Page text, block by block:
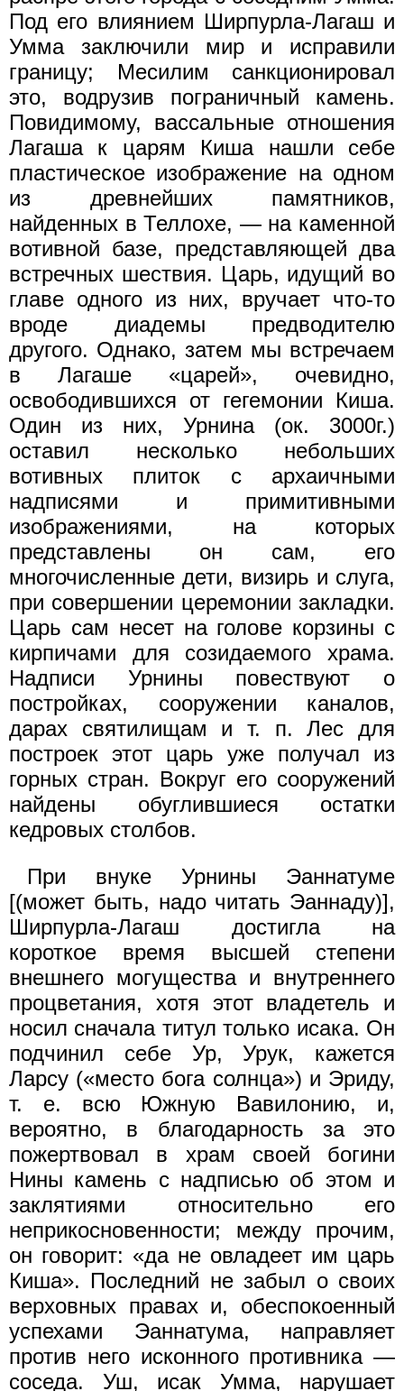
Под его влиянием Ширпурла-Лагаш и
Умма заключили мир и исправили
границу; Месилим санкционировал
это, водрузив пограничный камень.
Повидимому, вассальные отношения
Лагаша к царям Киша нашли себе
пластическое изображение на одном
из древнейших памятников,
найденных в Теллохе, — на каменной
вотивной базе, представляющей два
встречных шествия. Царь, идущий во
главе одного из них, вручает что-то
вроде диадемы предводителю
другого. Однако, затем мы встречаем
в Лагаше «царей», очевидно,
освободившихся от гегемонии Киша.
Один из них, Урнина (ок. 3000г.)
оставил несколько небольших
вотивных плиток с архаичными
надписями и примитивными
изображениями, на которых
представлены он сам, его
многочисленные дети, визирь и слуга,
при совершении церемонии закладки.
Царь сам несет на голове корзины с
кирпичами для созидаемого храма.
Надписи Урнины повествуют о
постройках, сооружении каналов,
дарах святилищам и т. п. Лес для
построек этот царь уже получал из
горных стран. Вокруг его сооружений
найдены обуглившиеся остатки
кедровых столбов.
При внуке Урнины Эаннатуме
[(может быть, надо читать Эаннаду)],
Ширпурла-Лагаш достигла на
короткое время высшей степени
внешнего могущества и внутреннего
процветания, хотя этот владетель и
носил сначала титул только исака. Он
подчинил себе Ур, Урук, кажется
Ларсу («место бога солнца») и Эриду,
т. е. всю Южную Вавилонию, и,
вероятно, в благодарность за это
пожертвовал в храм своей богини
Нины камень с надписью об этом и
заклятиями относительно его
неприкосновенности; между прочим,
он говорит: «да не овладеет им царь
Киша». Последний не забыл о своих
верховных правах и, обеспокоенный
успехами Эаннатума, направляет
против него исконного противника —
соседа. Уш, исак Умма, нарушает